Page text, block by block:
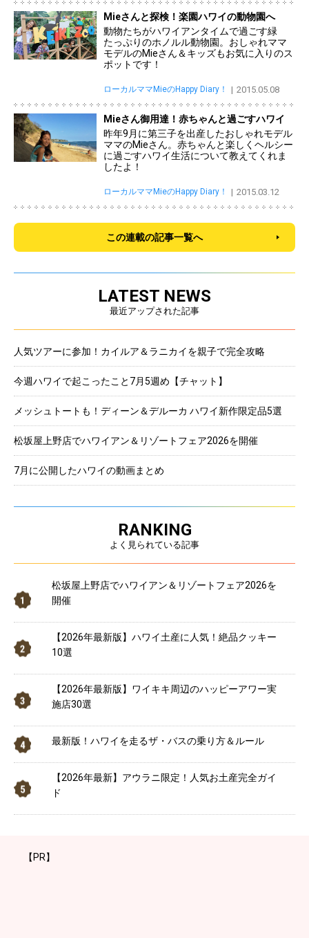
Mieさんと探検！楽園ハワイの動物園へ
動物たちがハワイアンタイムで過ごす緑
たっぷりのホノルル動物園。おしゃれママ
モデルのMieさん＆キッズもお気に入りのス
ポットです！
ローカルママMieのHappy Diary！ 2015.05.08
Mieさん御用達！赤ちゃんと過ごすハワイ
昨年9月に第三子を出産したおしゃれモデル
ママのMieさん。赤ちゃんと楽しくヘルシー
に過ごすハワイ生活について教えてくれま
したよ！
ローカルママMieのHappy Diary！ 2015.03.12
この連載の記事一覧へ
LATEST NEWS
最近アップされた記事
人気ツアーに参加！カイルア＆ラニカイを親子で完全攻略
今週ハワイで起こったこと7月5週め【チャット】
メッシュトートも！ディーン＆デルーカ ハワイ新作限定品5選
松坂屋上野店でハワイアン＆リゾートフェア2026を開催
7月に公開したハワイの動画まとめ
RANKING
よく見られている記事
松坂屋上野店でハワイアン＆リゾートフェア2026を
開催
【2026年最新版】ハワイ土産に人気！絶品クッキー
10選
【2026年最新版】ワイキキ周辺のハッピーアワー実
施店30選
最新版！ハワイを走るザ・バスの乗り方＆ルール
【2026年最新】アウラニ限定！人気お土産完全ガイ
ド
【PR】